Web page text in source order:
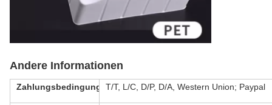
Andere Informationen
Zahlungsbedingung T/T, L/C, D/P, D/A, Western Union; Paypal